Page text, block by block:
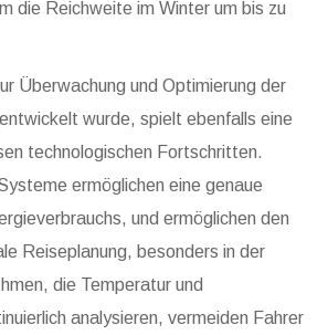
die Reichweite im Winter um bis zu
Überwachung und Optimierung der
wurde, spielt ebenfalls eine
technologischen Fortschritten.
ermöglichen eine genaue
und ermöglichen den
Reiseplanung, besonders in der
die Temperatur und
analysieren, vermeiden Fahrer